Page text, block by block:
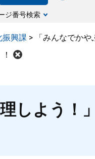
ジ番号検索
振興課 > 「みんなでか
しよう！